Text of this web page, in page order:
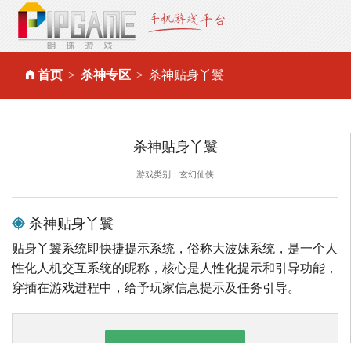
首页 杀神专区 杀神贴身丫鬟
杀神贴身丫鬟
游戏类别：玄幻仙侠
杀神贴身丫鬟
贴身丫鬟系统即快捷提示系统，俗称大波妹系统，是一个人
性化人机交互系统的昵称，核心是人性化提示和引导功能，
穿插在游戏进程中，给予玩家信息提示及任务引导。